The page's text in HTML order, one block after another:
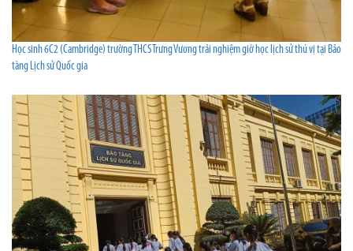
Học sinh 6C2 (Cambridge) trường THCS Trưng Vương trải nghiệm giờ học lịch sử thú vị tại Bảo
tàng Lịch sử Quốc gia